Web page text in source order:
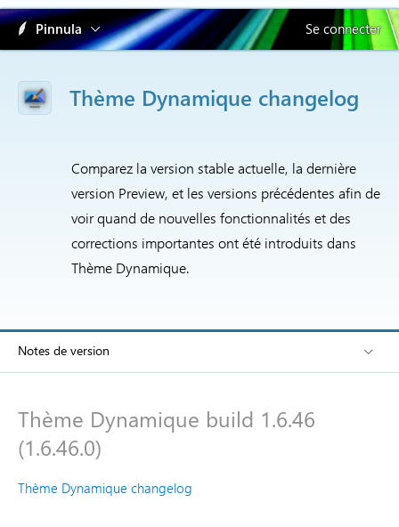
Pinnula Se connecter
Thème Dynamique changelog
Comparez la version stable actuelle, la dernière
version Preview, et les versions précédentes afin de
voir quand de nouvelles fonctionnalités et des
corrections importantes ont été introduits dans
Thème Dynamique.
Notes de version
Thème Dynamique build 1.6.46
(1.6.46.0)
Thème Dynamique changelog